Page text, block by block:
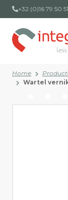
+32 (0)16 79 50 51
Home
Wartel